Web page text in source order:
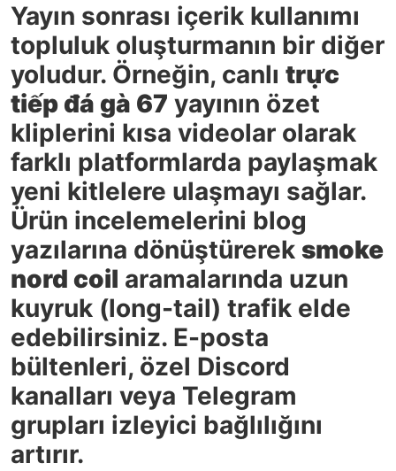
Yayın sonrası içerik kullanımı
topluluk oluşturmanın bir diğer
yoludur. Örneğin, canlı trực
tiếp đá gà 67 yayının özet
kliplerini kısa videolar olarak
farklı platformlarda paylaşmak
yeni kitlelere ulaşmayı sağlar.
Ürün incelemelerini blog
yazılarına dönüştürerek smoke
nord coil aramalarında uzun
kuyruk (long-tail) trafik elde
edebilirsiniz. E-posta
bültenleri, özel Discord
kanalları veya Telegram
grupları izleyici bağlılığını
artırır.